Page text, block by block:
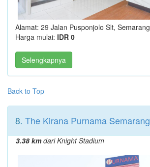
Alamat: 29 Jalan Pusponjolo Slt, Semarang
Harga mulai: IDR 0
Selengkapnya
Back to Top
8. The Kirana Purnama Semarang
3.38 kmdari Knight Stadium